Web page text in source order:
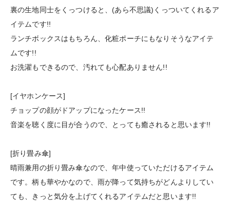
裏の生地同士をくっつけると、(あら不思議)くっついてくれるア
イテムです!!
ランチボックスはもちろん、化粧ポーチにもなりそうなアイテ
ムです!!
お洗濯もできるので、汚れても心配ありません!!
[イヤホンケース]
チョップの顔がドアップになったケース!!
音楽を聴く度に目が合うので、とっても癒されると思います!!
[折り畳み傘]
晴雨兼用の折り畳み傘なので、年中使っていただけるアイテム
です。柄も華やかなので、雨が降って気持ちがどんよりしてい
ても、きっと気分を上げてくれるアイテムだと思います!!